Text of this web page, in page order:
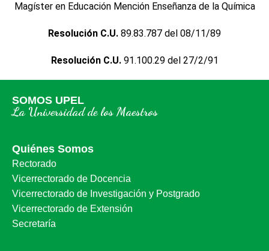
Magíster en Educación Mención Enseñanza de la Química
Resolución C.U. 89.83.787 del 08/11/89
Resolución C.U. 91.100.29 del 27/2/91
SOMOS UPEL
La Universidad de los Maestros
Quiénes Somos
Rectorado
Vicerrectorado de Docencia
Vicerrectorado de Investigación y Postgrado
Vicerrectorado de Extensión
Secretaría